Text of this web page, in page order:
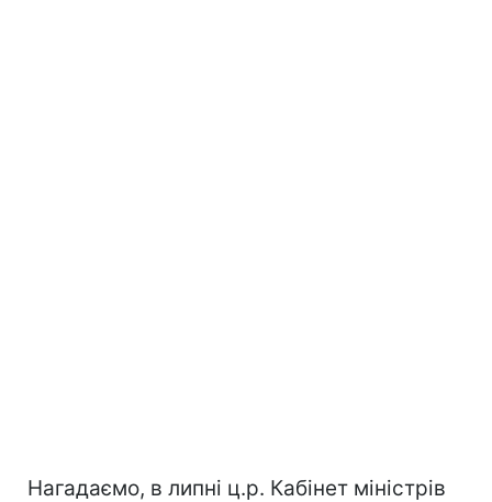
Нагадаємо, в липні ц.р. Кабінет міністрів